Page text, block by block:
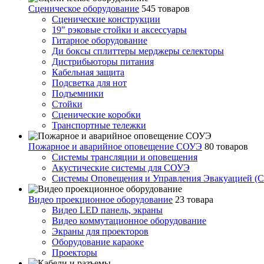
Сценическое оборудование 545 товаров
Сценические конструкции
19" рэковые стойки и аксесcуары
Гитарное оборудование
Ди боксы сплиттеры мерджеры селекторы
Дистрибьюторы питания
Кабельная защита
Подсветка для нот
Подъемники
Стойки
Сценические коробки
Транспортные тележки
Пожарное и аварийное оповещение СОУЭ 80 товаров
Cистемы трансляции и оповещения
Акустические системы для СОУЭ
Системы Оповещения и Управления Эвакуацией
Видео проекционное оборудование 23 товара
Видео LED панель, экраны
Видео коммутационное оборудование
Экраны для проекторов
Оборудование караоке
Проекторы